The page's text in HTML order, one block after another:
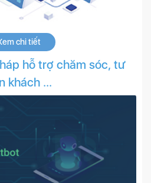
chi tiết
hỗ trợ chăm sóc, tư
khách ...